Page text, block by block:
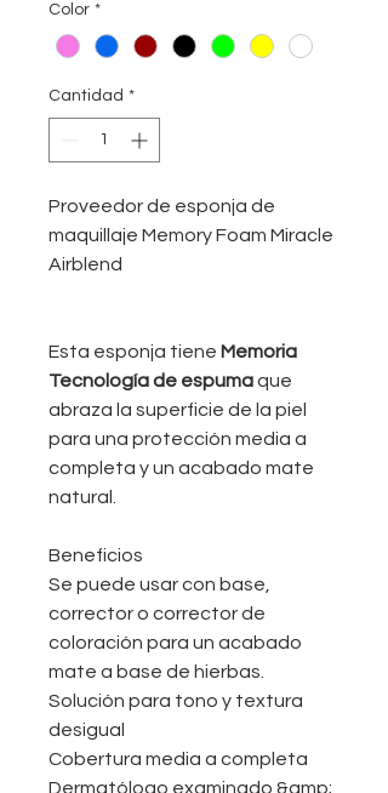
Color *
Cantidad *
Proveedor de esponja de
maquillaje Memory Foam Miracle
Airblend
Esta esponja tiene Memoria
Tecnología de espumaque
abraza la superficie de la piel
para una protección media a
completa y un acabado mate
natural.
Beneficios
Se puede usar con base,
corrector o corrector de
coloración para un acabado
mate a base de hierbas.
Solución para tono y textura
desigual
Cobertura media a completa
Dermatólogo examinado &amp;